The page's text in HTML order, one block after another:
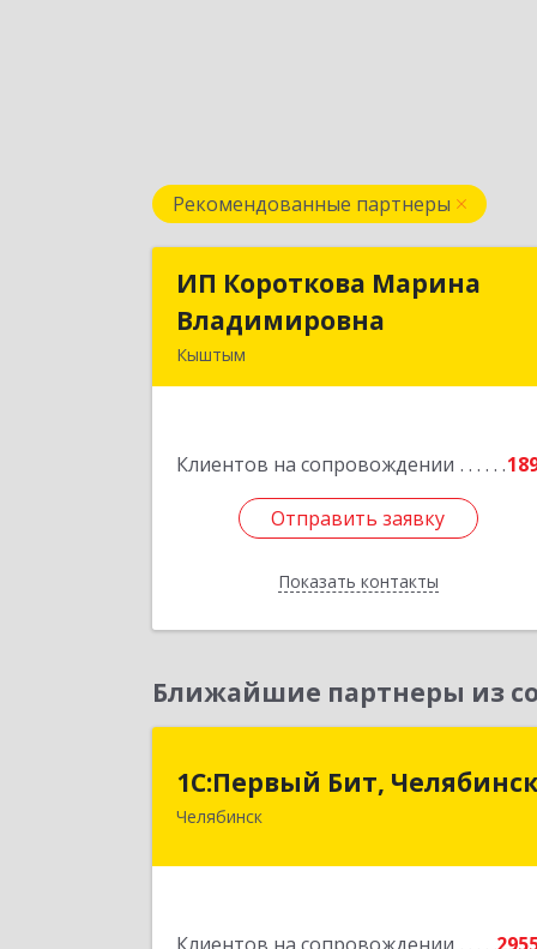
Рекомендованные партнеры
ИП Короткова Марина
Владимировна
Кыштым
Клиентов на сопровождении
Отправить заявку
Показать контакты
ИП Короткова Марина
Владимировна
Отправить заявку
Назад
Ближайшие партнеры из
1С:Первый Бит, Челябинск
Челябинск
1С:Первый Бит, Челябинск
454084, Челябинская обл, Челябинск г,